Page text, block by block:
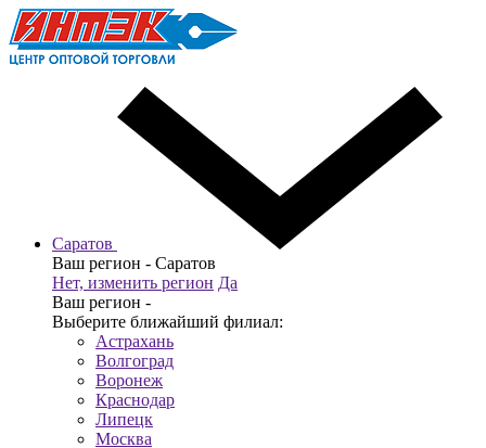
Саратов
Ваш регион - Саратов
Нет, изменить регион Да
Ваш регион -
Выберите ближайший филиал:
Астрахань
Волгоград
Воронеж
Краснодар
Липецк
Москва